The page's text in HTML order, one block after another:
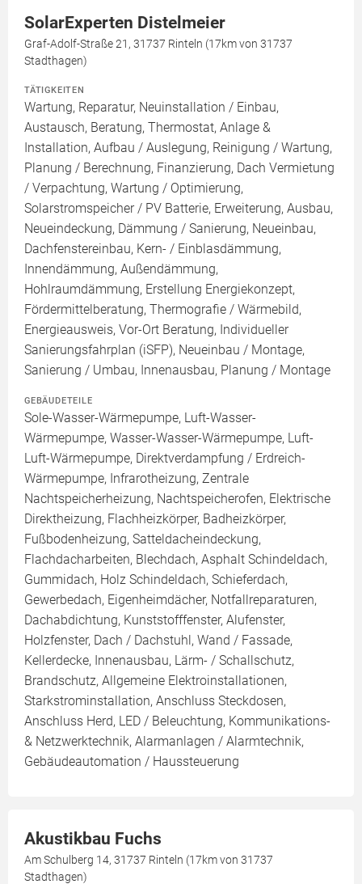
SolarExperten Distelmeier
Graf-Adolf-Straße 21, 31737 Rinteln (17km von 31737
Stadthagen)
TÄTIGKEITEN
Wartung, Reparatur, Neuinstallation / Einbau,
Austausch, Beratung, Thermostat, Anlage &
Installation, Aufbau / Auslegung, Reinigung / Wartung,
Planung / Berechnung, Finanzierung, Dach Vermietung
/ Verpachtung, Wartung / Optimierung,
Solarstromspeicher / PV Batterie, Erweiterung, Ausbau,
Neueindeckung, Dämmung / Sanierung, Neueinbau,
Dachfenstereinbau, Kern- / Einblasdämmung,
Innendämmung, Außendämmung,
Hohlraumdämmung, Erstellung Energiekonzept,
Fördermittelberatung, Thermografie / Wärmebild,
Energieausweis, Vor-Ort Beratung, Individueller
Sanierungsfahrplan (iSFP), Neueinbau / Montage,
Sanierung / Umbau, Innenausbau, Planung / Montage
GEBÄUDETEILE
Sole-Wasser-Wärmepumpe, Luft-Wasser-
Wärmepumpe, Wasser-Wasser-Wärmepumpe, Luft-
Luft-Wärmepumpe, Direktverdampfung / Erdreich-
Wärmepumpe, Infrarotheizung, Zentrale
Nachtspeicherheizung, Nachtspeicherofen, Elektrische
Direktheizung, Flachheizkörper, Badheizkörper,
Fußbodenheizung, Satteldacheindeckung,
Flachdacharbeiten, Blechdach, Asphalt Schindeldach,
Gummidach, Holz Schindeldach, Schieferdach,
Gewerbedach, Eigenheimdächer, Notfallreparaturen,
Dachabdichtung, Kunststofffenster, Alufenster,
Holzfenster, Dach / Dachstuhl, Wand / Fassade,
Kellerdecke, Innenausbau, Lärm- / Schallschutz,
Brandschutz, Allgemeine Elektroinstallationen,
Starkstrominstallation, Anschluss Steckdosen,
Anschluss Herd, LED / Beleuchtung, Kommunikations-
& Netzwerktechnik, Alarmanlagen / Alarmtechnik,
Gebäudeautomation / Haussteuerung
Akustikbau Fuchs
Am Schulberg 14, 31737 Rinteln (17km von 31737
Stadthagen)